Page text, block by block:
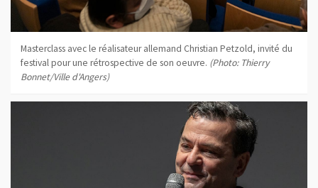
Masterclass avec le réalisateur allemand Christian Petzold, invité du
festival pour une rétrospective de son oeuvre. (Photo: Thierry
Bonnet/Ville d'Angers)